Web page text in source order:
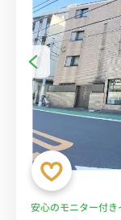
安心のモニター付